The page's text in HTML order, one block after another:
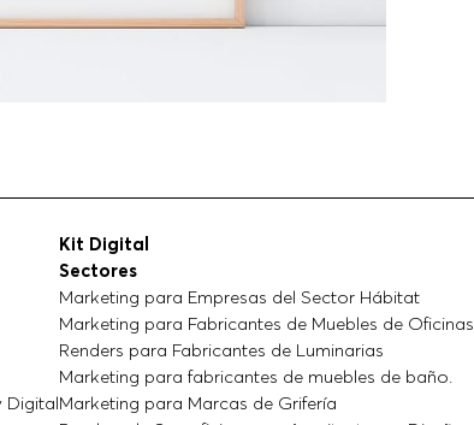
Digital
Kit Digital
Sectores
Marketing para Empresas del Sector Hábitat
Marketing para Fabricantes de Muebles de Oficinas
Renders para Fabricantes de Luminarias
Marketing para fabricantes de muebles de baño.
Marketing para Marcas de Grifería